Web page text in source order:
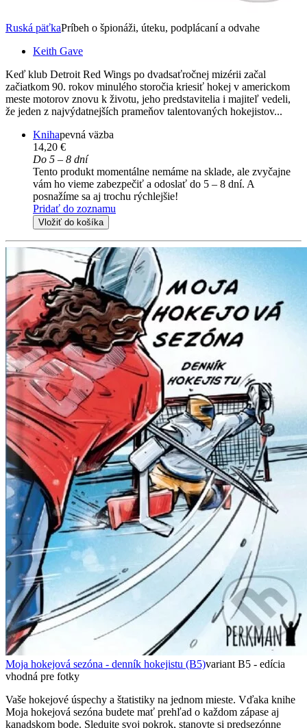
Ruská päťkaPríbeh o špionáži, úteku, podplácaní a odvahe
Keith Gave
Keď klub Detroit Red Wings po dvadsaťročnej mizérii začal
začiatkom 90. rokov minulého storočia kriesiť hokej v americkom
meste motorov znovu k životu, jeho predstavitelia i majiteľ vedeli,
že jeden z najvýdatnejších prameňov talentovaných hokejistov...
Knihapevná väzba
14,20 €
Do 5 – 8 dní
Tento produkt momentálne nemáme na sklade, ale zvyčajne
vám ho vieme zabezpečiť a odoslať do 5 – 8 dní. A
posnažíme sa aj trochu rýchlejšie!
Pridať do zoznamu
Vložiť do košíka
Moja hokejová sezóna - denník hokejistu (B5)variant B5 - edícia
vhodná pre fotky
Vaše hokejové úspechy a štatistiky na jednom mieste. Vďaka knihe
Moja hokejová sezóna budete mať prehľad o každom zápase aj
kanadskom bode. Sledujte svoj pokrok, stanovte si predsezónne